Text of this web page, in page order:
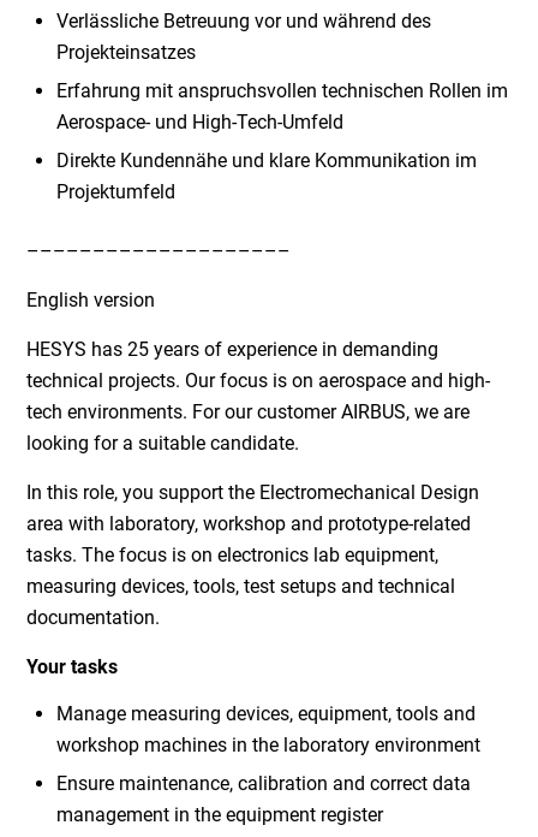
Verlässliche Betreuung vor und während des
Projekteinsatzes
Erfahrung mit anspruchsvollen technischen Rollen im
Aerospace- und High-Tech-Umfeld
Direkte Kundennähe und klare Kommunikation im
Projektumfeld
––––––––––––––––––––
English version
HESYS has 25 years of experience in demanding
technical projects. Our focus is on aerospace and high-
tech environments. For our customer AIRBUS, we are
looking for a suitable candidate.
In this role, you support the Electromechanical Design
area with laboratory, workshop and prototype-related
tasks. The focus is on electronics lab equipment,
measuring devices, tools, test setups and technical
documentation.
Your tasks
Manage measuring devices, equipment, tools and
workshop machines in the laboratory environment
Ensure maintenance, calibration and correct data
management in the equipment register